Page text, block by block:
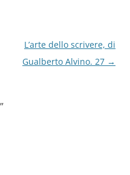
L’arte dello scrivere, di
Gualberto Alvino. 27 →
”